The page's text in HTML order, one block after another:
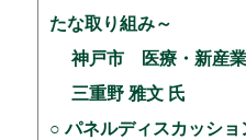
たな取り組み～
神戸市 医療・新産業
三重野 雅文 氏
○ パネルディスカッ